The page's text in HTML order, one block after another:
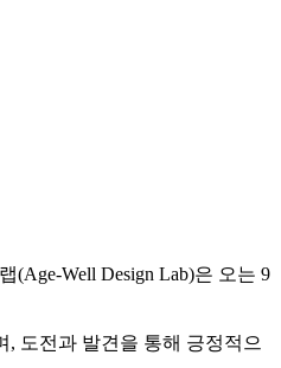
Well Design Lab)은 오는 9
, 도전과 발견을 통해 긍정적으